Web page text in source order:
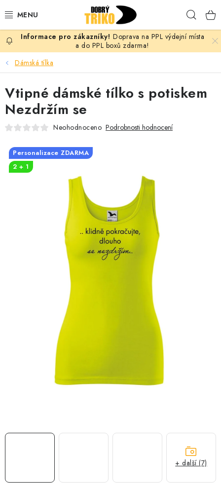
na
PRO ŽENY
PRO MUŽE
PRO DĚTI
PRO PÁRY
VLASTNÍ MOTIV
OKAMŽITĚ K ODBĚRU
MÁM SRDCE POMÁHÁM
PROVIZNÍ SYSTÉM
Časté otázky
Doprava a platba
Doprava na PPL výdejní místa
a do PPL boxů zdarma!
Dámská tílka
Vtipné dámské tílko s potiskem
Nezdržím se
Neohodnoceno Podrobnosti hodnocení
Personalizace ZDARMA
2 + 1
+ další (7)